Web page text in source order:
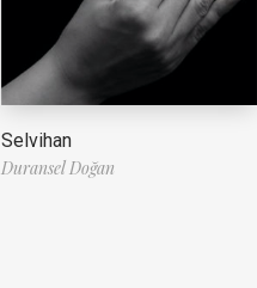
Selvihan
Duransel Doğan